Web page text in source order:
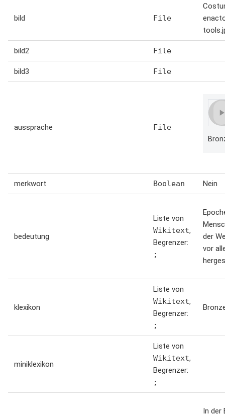
bild File
bild2 File
bild3 File
aussprache File
merkwort Boolean Nein
bedeutung
Liste von
Wikitext,
Begrenzer:
;
der
vor
klexikon
Liste von
Wikitext,
Begrenzer:
;
miniklexikon
Liste von
Wikitext,
Begrenzer:
;
In der